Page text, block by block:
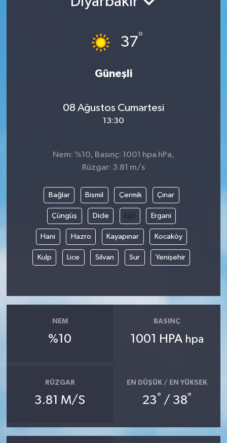
37°
Güneşli
08 Ağustos Cumartesi
13:30
Nem: %10, Basınç: 1001 hpa hPa,
Rüzgar: 3.81 m/s
Bağlar Bismil Çermik Çınar
Çüngüş Dicle Eğil Ergani
Hani Hazro Kayapınar Kocaköy
Kulp Lice Silvan Sur Yenişehir
NEM
%10
BASINÇ
1001 HPA hpa
RÜZGAR
3.81 M/S
EN DÜŞÜK / EN YÜKSEK
23° / 38°